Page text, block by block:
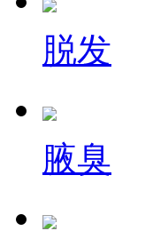
脱发
腋臭